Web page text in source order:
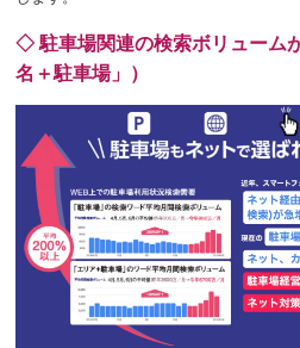
◇ 駐車場関連の検索ボリューム
名＋駐車場」）